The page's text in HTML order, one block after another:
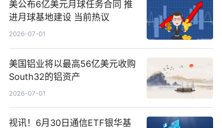
美公布6亿美元月球任务合同 推
进月球基地建设 当前热议
2026-07-01
美国铝业将以最高56亿美元收购
South32的铝资产
2026-07-01
视讯！6月30日通信ETF银华基